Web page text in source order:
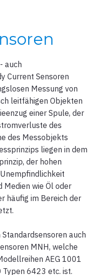
auch
Current Sensoren
Messung von
leitfähigen Objekten
einer Spule, der
des
des Messobjekts
liegen in dem
der hohen
Medien wie Öl oder
häufig im Bereich der
Standardsensoren auch
MNH, welche
AEG 1001
Typen 6423 etc. ist.